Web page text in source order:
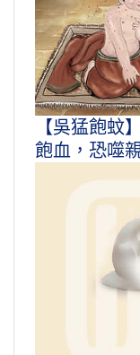
【吳猛飽蚊
飽血，恐噬